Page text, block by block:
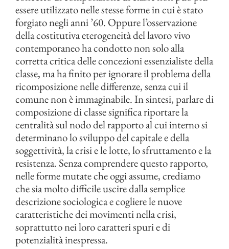
essere utilizzato nelle stesse forme in cui è stato
forgiato negli anni ’60. Oppure l’osservazione
della costitutiva eterogeneità del lavoro vivo
contemporaneo ha condotto non solo alla
corretta critica delle concezioni essenzialiste della
classe, ma ha finito per ignorare il problema della
ricomposizione nelle differenze, senza cui il
comune non è immaginabile. In sintesi, parlare di
composizione di classe significa riportare la
centralità sul nodo del rapporto al cui interno si
determinano lo sviluppo del capitale e della
soggettività, la crisi e le lotte, lo sfruttamento e la
resistenza. Senza comprendere questo rapporto,
nelle forme mutate che oggi assume, crediamo
che sia molto difficile uscire dalla semplice
descrizione sociologica e cogliere le nuove
caratteristiche dei movimenti nella crisi,
soprattutto nei loro caratteri spuri e di
potenzialità inespressa.